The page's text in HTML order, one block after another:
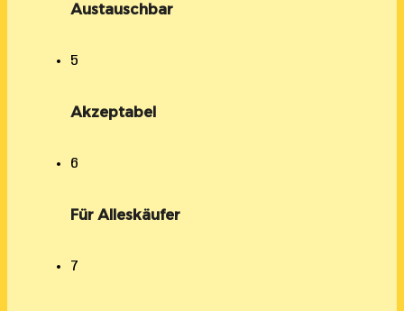
Austauschbar
5
Akzeptabel
6
Für Alleskäufer
7